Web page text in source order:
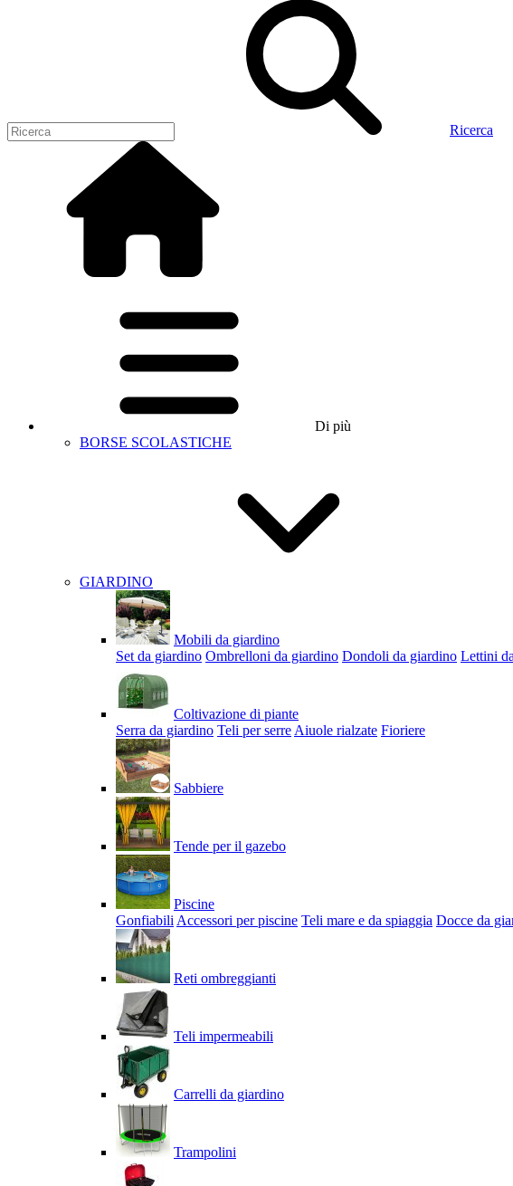
Ricerca
Di più
BORSE SCOLASTICHE
GIARDINO
Mobili da giardino
Set da giardino Ombrelloni da giardino Dondoli da giardino Lettini
Coltivazione di piante
Serra da giardino Teli per serre Aiuole rialzate Fioriere
Sabbiere
Tende per il gazebo
Piscine
Gonfiabili Accessori per piscine Teli mare e da spiaggia Docce da
Reti ombreggianti
Teli impermeabili
Carrelli da giardino
Trampolini